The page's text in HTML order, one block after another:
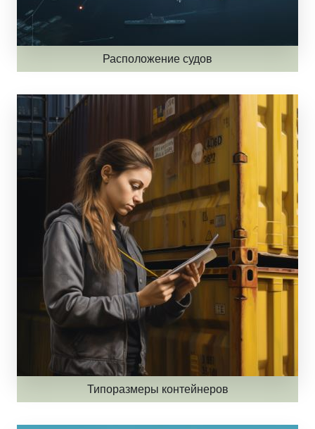
Расположение судов
Типоразмеры контейнеров